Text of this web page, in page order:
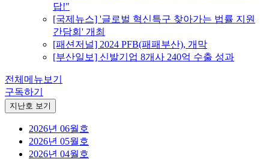
답!"
[국제뉴스] '글로벌 혁신특구 찾아가는 법률 지원
간담회' 개최
[패션저널] 2024 PFB(패패부산), 개막
[부산일보] 신발기업 8개사 240억 수출 성과
전체메뉴보기
구독하기
지난호 보기
2026년 06월호
2026년 05월호
2026년 04월호